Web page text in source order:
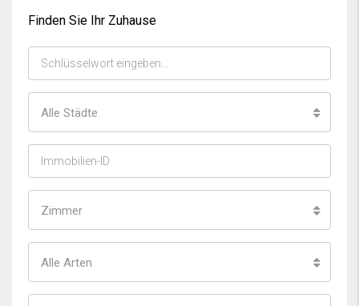
Finden Sie Ihr Zuhause
Alle Städte
Zimmer
Alle Arten